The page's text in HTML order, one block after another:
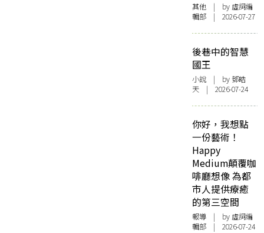
其他 | by 虛詞編
輯部 | 2026-07-27
後巷中的智慧
國王
小說 | by 鄧皓
天 | 2026-07-24
你好，我想點
一份藝術！
Happy
Medium顛覆咖
啡廳想像 為都
市人提供療癒
的第三空間
報導 | by 虛詞編
輯部 | 2026-07-24